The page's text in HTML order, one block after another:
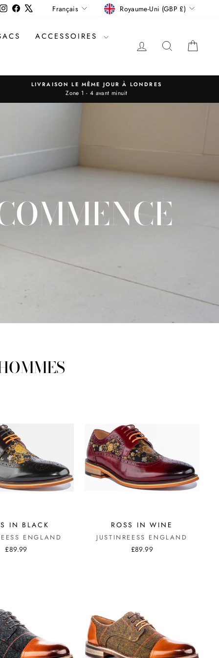
InstagramFacebook LANGUE
Français DEVISE
Royaume-Uni (GBP £)
ACCESSOIRES
SE CONNECTER
LIVRAISON LE MÊME JOUR À LONDRES
Zone 1 - 4 avant minuit
IN BLACK
ENGLAND
£89.99
ROSS IN WINE
JUSTINREESS ENGLAND
£89.99